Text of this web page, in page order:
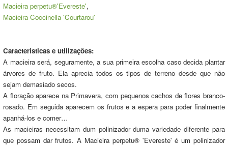
Macieira perpetu®'Evereste',
Macieira Coccinella 'Courtarou'
Características e utilizações:
A macieira será, seguramente, a sua primeira escolha caso decida plantar
árvores de fruto. Ela aprecia todos os tipos de terreno desde que não
sejam demasiado secos.
A floração aparece na Primavera, com pequenos cachos de flores branco-
rosado. Em seguida aparecem os frutos e a espera para poder finalmente
apanhá-los e comer…
As macieiras necessitam dum polinizador duma variedade diferente para
que possam dar frutos. A Macieira perpetu® 'Evereste' é um polinizador